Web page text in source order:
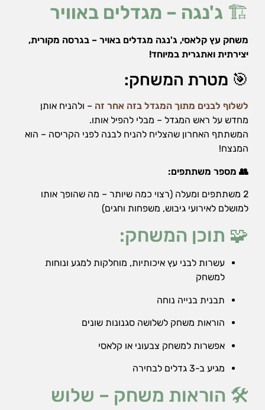
🏗️ ג'נגה – מגדלים באוויר
משחק עץ קלאסי, ג'נגה מגדלים באויר – בגרסה מקורית,
יצירתית ואתגרית במיוחד!
🎯 מטרת המשחק:
לשלוף לבנים מתוך המגדל בזה אחר זה – ולהניח אותן
מחדש על ראש המגדל – מבלי להפיל אותו.
המשתתף האחרון שהצליח להניח לבנה לפני הקריסה – הוא
המנצח!
👥 מספר משתתפים:
2 משתתפים ומעלה (רצוי כמה שיותר – מה שהופך אותו
למושלם לאירועי גיבוש, משפחות וחגים)
🧩 תוכן המשחק:
עשרות לבני עץ איכותיות, מוחלקות למגע ונוחות
למשחק
תבנית בנייה נוחה
הוראות משחק לשלושה סגנונות שונים
אפשרות למשחק צבעוני או קלאסי
מגיע ב-3 גדלים לבחירה
🛠️ הוראות משחק – שלוש
יעבוד
כמו
סטטיסטיקה
ואנליזות
להמשיך
ולשפר את
אנחנו
משתמשים
נתונים
ואנליזות
מתקדמות של
באתר.
גלישה
שהאתר
בצורה
ביותר בזמן
שלכם. אם
לאפשר
עוגיות אלה,